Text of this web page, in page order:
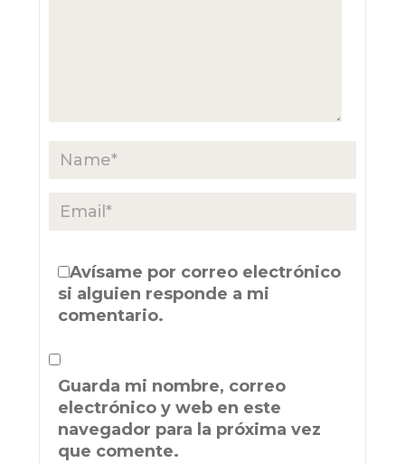
Avísame por correo electrónico
si alguien responde a mi
comentario.
Guarda mi nombre, correo
electrónico y web en este
navegador para la próxima vez
que comente.